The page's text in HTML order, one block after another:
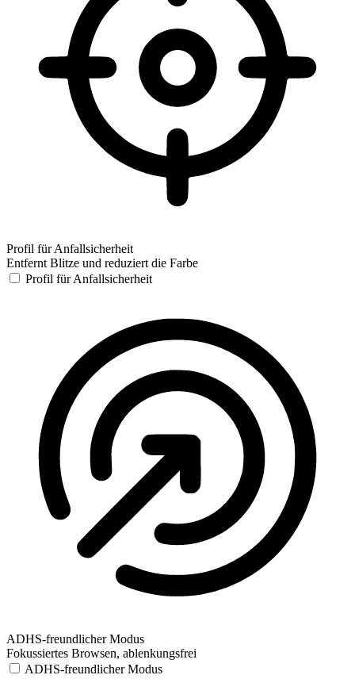
Profil für Anfallsicherheit
Entfernt Blitze und reduziert die Farbe
Profil für Anfallsicherheit
ADHS-freundlicher Modus
Fokussiertes Browsen, ablenkungsfrei
ADHS-freundlicher Modus